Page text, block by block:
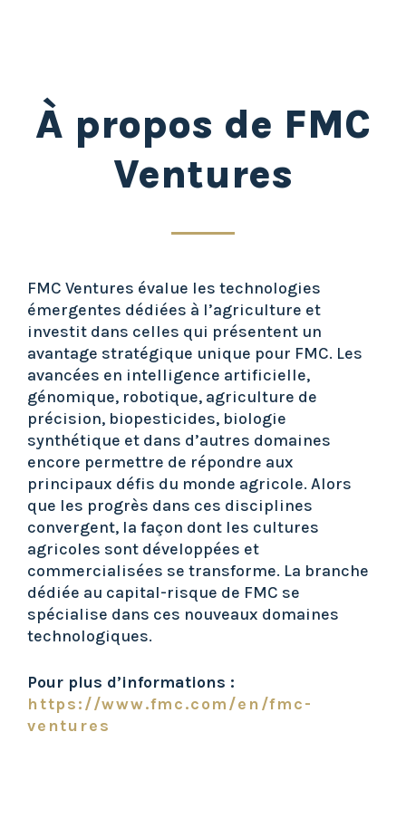
À propos de FMC
Ventures
FMC Ventures évalue les technologies
émergentes dédiées à l’agriculture et
investit dans celles qui présentent un
avantage stratégique unique pour FMC. Les
avancées en intelligence artificielle,
génomique, robotique, agriculture de
précision, biopesticides, biologie
synthétique et dans d’autres domaines
encore permettre de répondre aux
principaux défis du monde agricole. Alors
que les progrès dans ces disciplines
convergent, la façon dont les cultures
agricoles sont développées et
commercialisées se transforme. La branche
dédiée au capital-risque de FMC se
spécialise dans ces nouveaux domaines
technologiques.
Pour plus d’informations :
https://www.fmc.com/en/fmc-
ventures